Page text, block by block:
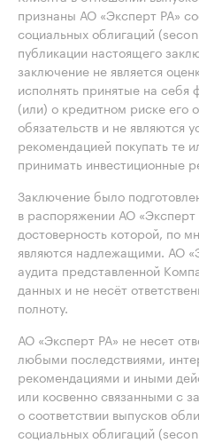
признаны АО «Эксперт РА»
социальных облигаций
публикации настоящего
заключение не является
исполнять принятые на себя
(или) о кредитном риске его
обязательств и не являются
рекомендацией покупать те
принимать инвестиционные
Заключение было
в распоряжении АО
достоверность которой, по
являются надлежащими. АО
аудита представленной
данных и не несёт
полноту.
АО «Эксперт РА» не несет
любыми последствиями,
рекомендациями и иными
или косвенно связанными с
о соответствии выпусков
социальных облигаций